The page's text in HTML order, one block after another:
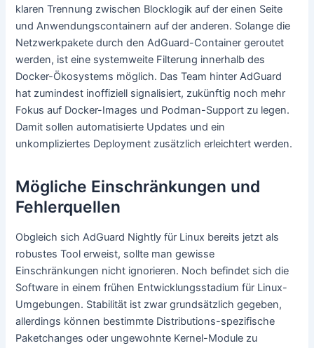
klaren Trennung zwischen Blocklogik auf der einen Seite
und Anwendungscontainern auf der anderen. Solange die
Netzwerkpakete durch den AdGuard-Container geroutet
werden, ist eine systemweite Filterung innerhalb des
Docker-Ökosystems möglich. Das Team hinter AdGuard
hat zumindest inoffiziell signalisiert, zukünftig noch mehr
Fokus auf Docker-Images und Podman-Support zu legen.
Damit sollen automatisierte Updates und ein
unkompliziertes Deployment zusätzlich erleichtert werden.
Mögliche Einschränkungen und
Fehlerquellen
Obgleich sich AdGuard Nightly für Linux bereits jetzt als
robustes Tool erweist, sollte man gewisse
Einschränkungen nicht ignorieren. Noch befindet sich die
Software in einem frühen Entwicklungsstadium für Linux-
Umgebungen. Stabilität ist zwar grundsätzlich gegeben,
allerdings können bestimmte Distributions-spezifische
Paketchanges oder ungewohnte Kernel-Module zu